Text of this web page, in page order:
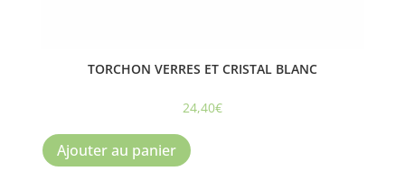
TORCHON VERRES ET CRISTAL BLANC
24,40€
Ajouter au panier